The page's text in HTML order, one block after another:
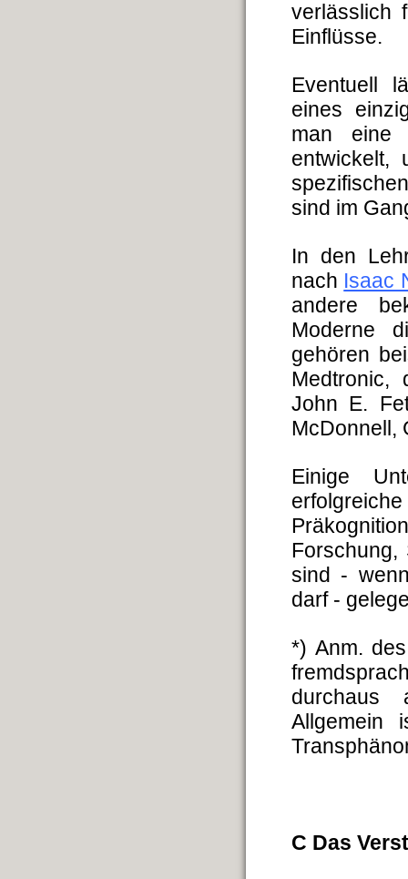
verlässlich
Einflüsse.
Eventuell
eines
man eine
entwickelt,
sind im
In den
nach Isaac
andere
Moderne
gehören
Medtronic,
John E.
McDonnell,
Einige
Forschung,
sind -
darf -
*) Anm.
durchaus
Allgemein
C Das